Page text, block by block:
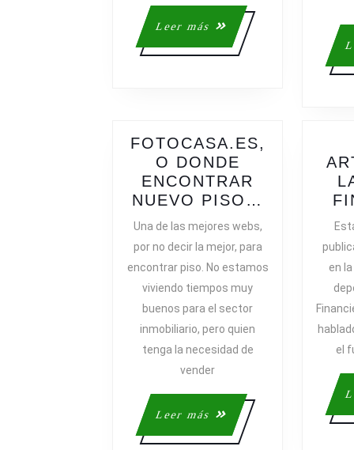
Leer más
Leer
más
FOTOCASA.ES,
O DONDE
ENCONTRAR
NUEVO PISO…
NUEVO
Una de las mejores webs,
por no decir la mejor, para
encontrar piso. No estamos
viviendo tiempos muy
buenos para el sector
inmobiliario, pero quien
tenga la necesidad de
vender
Leer más
Leer
más
en
el